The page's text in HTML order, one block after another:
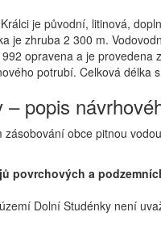
je původní, litinová,
je zhruba 2 300 m.
opravena a je provedena
potrubí. Celková délka
– popis
zásobování obce pitnou
povrchových a
Dolní Studénky není